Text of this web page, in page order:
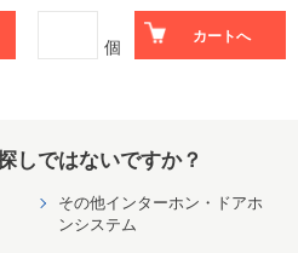
個 カートへ
しではないですか？
その他インターホン・ドアホ
ンシステム